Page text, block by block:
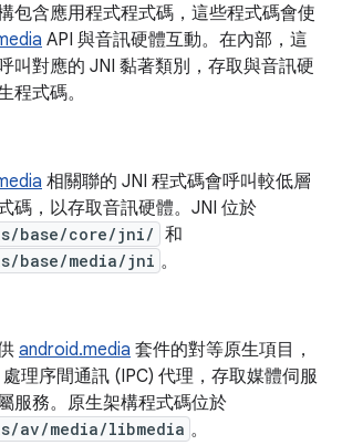
包含應用程式程式碼，這些程式碼會使
API 與音訊硬體互動。在內部，這
叫對應的 JNI 黏著類別，存取與音訊硬
程式碼。
相關聯的 JNI 程式碼會呼叫較低層
碼，以存取音訊硬體。JNI 位於
base/core/jni/ 和
base/media/jni 。
android.media 套件的對等原生項目，
理序間通訊 (IPC) 代理，存取媒體伺服
服務。原生架構程式碼位於
av/media/libmedia 。